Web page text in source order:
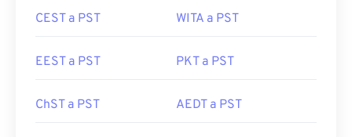
CEST a PST WITA a PST
EEST a PST PKT a PST
ChST a PST AEDT a PST